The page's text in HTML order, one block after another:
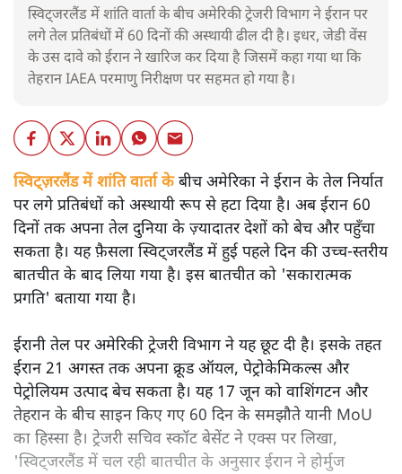
स्विट्जरलैंड में शांति वार्ता के बीच अमेरिकी ट्रेजरी विभाग ने ईरान पर
लगे तेल प्रतिबंधों में 60 दिनों की अस्थायी ढील दी है। इधर, जेडी वेंस
के उस दावे को ईरान ने खारिज कर दिया है जिसमें कहा गया था कि
तेहरान IAEA परमाणु निरीक्षण पर सहमत हो गया है।
स्विट्ज़रलैंड में शांति वार्ता केबीच अमेरिका ने ईरान के तेल निर्यात
पर लगे प्रतिबंधों को अस्थायी रूप से हटा दिया है। अब ईरान 60
दिनों तक अपना तेल दुनिया के ज़्यादातर देशों को बेच और पहुँचा
सकता है। यह फ़ैसला स्विट्जरलैंड में हुई पहले दिन की उच्च-स्तरीय
बातचीत के बाद लिया गया है। इस बातचीत को 'सकारात्मक
प्रगति' बताया गया है।
ईरानी तेल पर अमेरिकी ट्रेजरी विभाग ने यह छूट दी है। इसके तहत
ईरान 21 अगस्त तक अपना क्रूड ऑयल, पेट्रोकेमिकल्स और
पेट्रोलियम उत्पाद बेच सकता है। यह 17 जून को वाशिंगटन और
तेहरान के बीच साइन किए गए 60 दिन के समझौते यानी MoU
का हिस्सा है। ट्रेजरी सचिव स्कॉट बेसेंट ने एक्स पर लिखा,
'स्विट्जरलैंड में चल रही बातचीत के अनुसार ईरान ने होर्मुज